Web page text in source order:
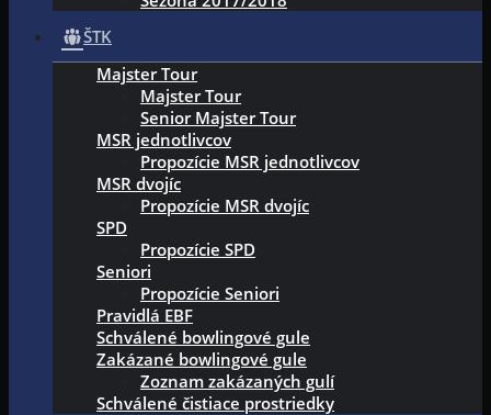
ŠTK
Majster Tour
Majster Tour
Senior Majster Tour
MSR jednotlivcov
Propozície MSR jednotlivcov
MSR dvojíc
Propozície MSR dvojíc
SPD
Propozície SPD
Seniori
Propozície Seniori
Pravidlá EBF
Schválené bowlingové gule
Zakázané bowlingové gule
Zoznam zakázaných gulí
Schválené čistiace prostriedky